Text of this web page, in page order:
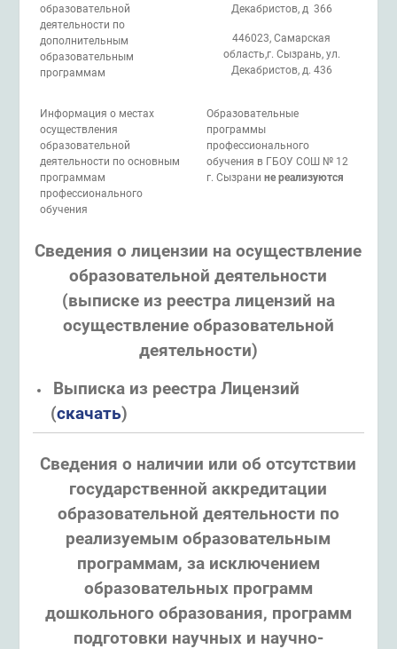
образовательной
деятельности по
дополнительным
образовательным
программам
Декабристов, д 366
446023, Самарская
область,г. Сызрань, ул.
Декабристов, д. 436
Информация о местах
осуществления
образовательной
деятельности по основным
программам
профессионального
обучения
Образовательные
программы
профессионального
обучения в ГБОУ СОШ № 12
г. Сызрани не реализуются
Сведения о лицензии на осуществление
образовательной деятельности
(выписке из реестра лицензий на
осуществление образовательной
деятельности)
Выписка из реестра Лицензий
(скачать)
Сведения о наличии или об отсутствии
государственной аккредитации
образовательной деятельности по
реализуемым образовательным
программам, за исключением
образовательных программ
дошкольного образования, программ
подготовки научных и научно-